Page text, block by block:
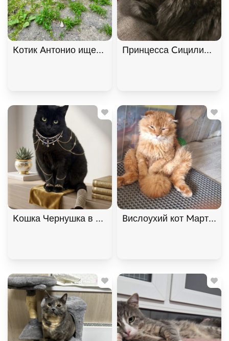
Котик Антонио ищет дом. В дар!, Голубой,
Принцесса Сицилия
Кошка Чернушка в самые добрые руки, Черный,
Вислоухий кот Мартин,